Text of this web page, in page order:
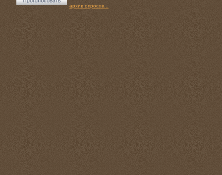
архив опросов...